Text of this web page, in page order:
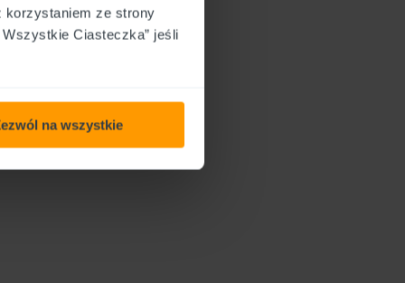
korzystaniem ze strony
Ciasteczka” jeśli
na wszystkie